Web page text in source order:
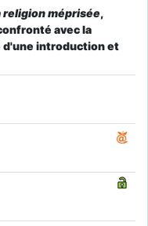
religion méprisée,
avec la
d'une introduction et